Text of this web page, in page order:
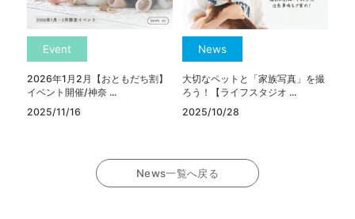
Event
2026年1月2月【おともだち割】
イベント開催/神奈 ...
2025/11/16
News
大切なペットと「家族写真」を撮
ろう！【ライフスタジオ ...
2025/10/28
News一覧へ戻る